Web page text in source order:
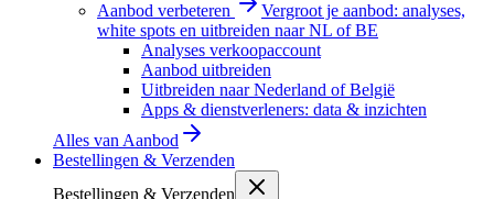
Aanbod verbeteren
Vergroot je aanbod: analyses,
white spots en uitbreiden naar NL of BE
Analyses verkoopaccount
Aanbod uitbreiden
Uitbreiden naar Nederland of België
Apps & dienstverleners: data & inzichten
Alles van Aanbod
Bestellingen & Verzenden
Bestellingen & Verzenden